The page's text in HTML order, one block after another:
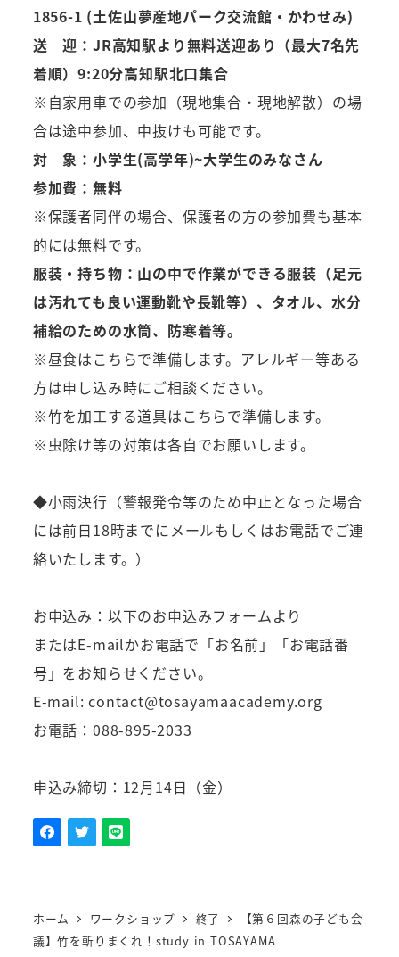
1856-1 (土佐山夢産地パーク交流館・かわせみ)
送 迎：JR高知駅より無料送迎あり（最大7名先
着順）9:20分高知駅北口集合
※自家用車での参加（現地集合・現地解散）の場
合は途中参加、中抜けも可能です。
対 象：小学生(高学年)~大学生のみなさん
参加費：無料
※保護者同伴の場合、保護者の方の参加費も基本
的には無料です。
服装・持ち物：山の中で作業ができる服装（足元
は汚れても良い運動靴や長靴等）、タオル、水分
補給のための水筒、防寒着等。
※昼食はこちらで準備します。アレルギー等ある
方は申し込み時にご相談ください。
※竹を加工する道具はこちらで準備します。
※虫除け等の対策は各自でお願いします。
◆小雨決行（警報発令等のため中止となった場合
には前日18時までにメールもしくはお電話でご連
絡いたします。）
お申込み：以下のお申込みフォームより
またはE-mailかお電話で「お名前」「お電話番
号」をお知らせください。
E-mail: contact@tosayamaacademy.org
お電話：088-895-2033
申込み締切：12月14日（金）
ホーム ワークショップ 終了
【第６回森の子ども会
議】竹を斬りまくれ！study in TOSAYAMA